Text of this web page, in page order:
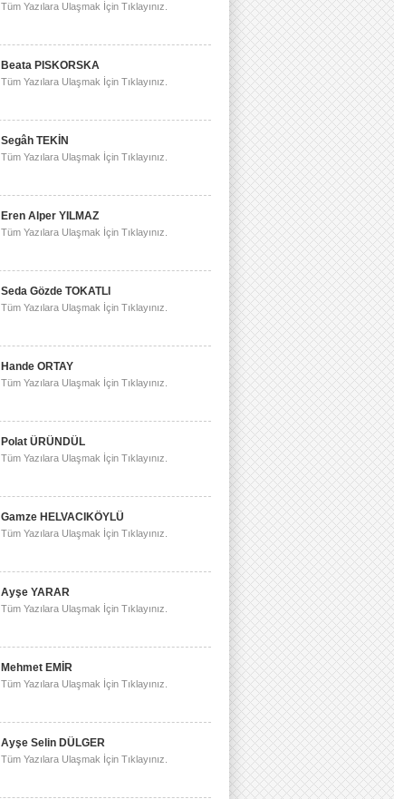
Tüm Yazılara Ulaşmak İçin Tıklayınız.
Beata PISKORSKA
Tüm Yazılara Ulaşmak İçin Tıklayınız.
Segâh TEKİN
Tüm Yazılara Ulaşmak İçin Tıklayınız.
Eren Alper YILMAZ
Tüm Yazılara Ulaşmak İçin Tıklayınız.
Seda Gözde TOKATLI
Tüm Yazılara Ulaşmak İçin Tıklayınız.
Hande ORTAY
Tüm Yazılara Ulaşmak İçin Tıklayınız.
Polat ÜRÜNDÜL
Tüm Yazılara Ulaşmak İçin Tıklayınız.
Gamze HELVACIKÖYLÜ
Tüm Yazılara Ulaşmak İçin Tıklayınız.
Ayşe YARAR
Tüm Yazılara Ulaşmak İçin Tıklayınız.
Mehmet EMİR
Tüm Yazılara Ulaşmak İçin Tıklayınız.
Ayşe Selin DÜLGER
Tüm Yazılara Ulaşmak İçin Tıklayınız.